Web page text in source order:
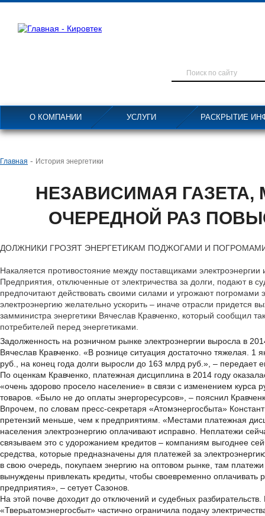
О КОМПАНИИ УСЛУГИ РАСКРЫТИЕ
Главная - История энергетики
НЕЗАВИСИМАЯ
ОЧЕРЕДНОЙ РАЗ
ДОЛЖНИКИ ГРОЗЯТ ЭНЕРГЕТИКАМ ПОДЖОГАМИ И
Накаляется противостояние между поставщиками
Предприятия, отключенные от электричества за долги, подают в
предпочитают действовать своими силами и угрожают погромами
электроэнергию желательно ускорить – иначе отрасли придется
замминистра энергетики Вячеслав Кравченко, который сообщил
потребителей перед энергетиками.
Задолженность на розничном рынке электроэнергии выросла в
Вячеслав Кравченко. «В рознице ситуация достаточно тяжелая. 1
руб., на конец года долги выросли до 163 млрд руб.», – передает
По оценкам Кравченко, платежная дисциплина в 2014 году
«очень здорово просело население» в связи с изменением курса
товаров. «Было не до оплаты энергоресурсов», – пояснил
Впрочем, по словам пресс-секретаря «Атомэнергосбыта»
претензий меньше, чем к предприятиям. «Местами платежная
населения электроэнергию оплачивают исправно. Неплатежи
связываем это с удорожанием кредитов – компаниям выгоднее
средства, которые предназначены для платежей за
в свою очередь, покупаем энергию на оптовом рынке, там
вынуждены привлекать кредиты, чтобы своевременно оплачивать
предприятия», – сетует Сазонов.
На этой почве доходит до отключений и судебных
«Тверьатомэнергосбыт» частично ограничила подачу